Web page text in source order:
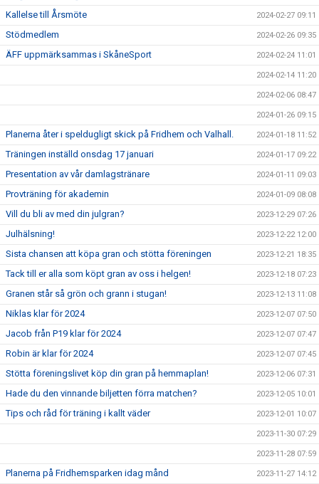
Kallelse till Årsmöte 2024-02-27 09:11
Stödmedlem 2024-02-26 09:35
ÄFF uppmärksammas i SkåneSport 2024-02-24 11:01
2024-02-14 11:20
2024-02-06 08:47
2024-01-26 09:15
Planerna åter i speldugligt skick på Fridhem och Valhall. 2024-01-18 11:52
Träningen inställd onsdag 17 januari 2024-01-17 09:22
Presentation av vår damlagstränare 2024-01-11 09:03
Provträning för akademin 2024-01-09 08:08
Vill du bli av med din julgran? 2023-12-29 07:26
Julhälsning! 2023-12-22 12:00
Sista chansen att köpa gran och stötta föreningen 2023-12-21 18:35
Tack till er alla som köpt gran av oss i helgen! 2023-12-18 07:23
Granen står så grön och grann i stugan! 2023-12-13 11:08
Niklas klar för 2024 2023-12-07 07:50
Jacob från P19 klar för 2024 2023-12-07 07:47
Robin är klar för 2024 2023-12-07 07:45
Stötta föreningslivet köp din gran på hemmaplan! 2023-12-06 07:31
Hade du den vinnande biljetten förra matchen? 2023-12-05 10:01
Tips och råd för träning i kallt väder 2023-12-01 10:07
2023-11-30 07:29
2023-11-28 07:59
Planerna på Fridhemsparken idag månd 2023-11-27 14:12